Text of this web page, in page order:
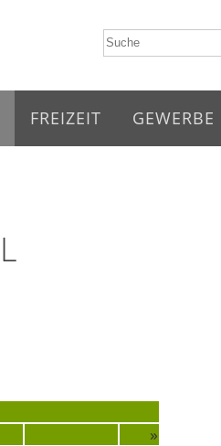
FREIZEIT GEWERBE
»